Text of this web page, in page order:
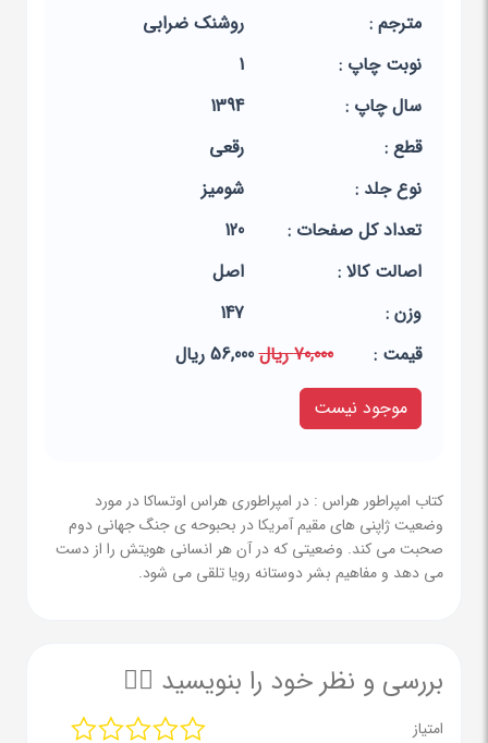
مترجم :
روشنک ضرابی
نوبت چاپ :
1
سال چاپ :
1394
قطع :
رقعی
نوع جلد :
شومیز
تعداد کل صفحات :
120
اصالت کالا :
اصل
وزن :
147
قيمت :
70,000 ریال
56,000 ریال
موجود نیست
کتاب امپراطور هراس : در امپراطوری هراس اوتساکا در مورد
وضعیت ژاپنی های مقیم آمریکا در بحبوحه ی جنگ جهانی دوم
صحبت می کند. وضعیتی که در آن هر انسانی هویتش را از دست
می دهد و مفاهیم بشر دوستانه رویا تلقی می شود.
بررسی و نظر خود را بنویسید ✍🏻
امتیاز